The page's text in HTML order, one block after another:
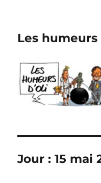
Les humeurs
Jour :15 mai